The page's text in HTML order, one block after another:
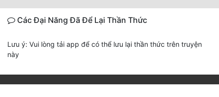
Các Đại Năng Đã Để Lại Thần Thức
Lưu ý: Vui lòng tải app để có thể lưu lại thần thức trên truyện
này